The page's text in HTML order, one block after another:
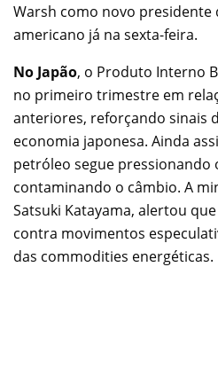
Warsh como novo presidente
americano já na sexta-feira.
No Japão, o Produto Interno
no primeiro trimestre em
anteriores, reforçando sinais
economia japonesa. Ainda
petróleo segue pressionando
contaminando o câmbio. A
Satsuki Katayama, alertou
contra movimentos
das commodities energéticas.